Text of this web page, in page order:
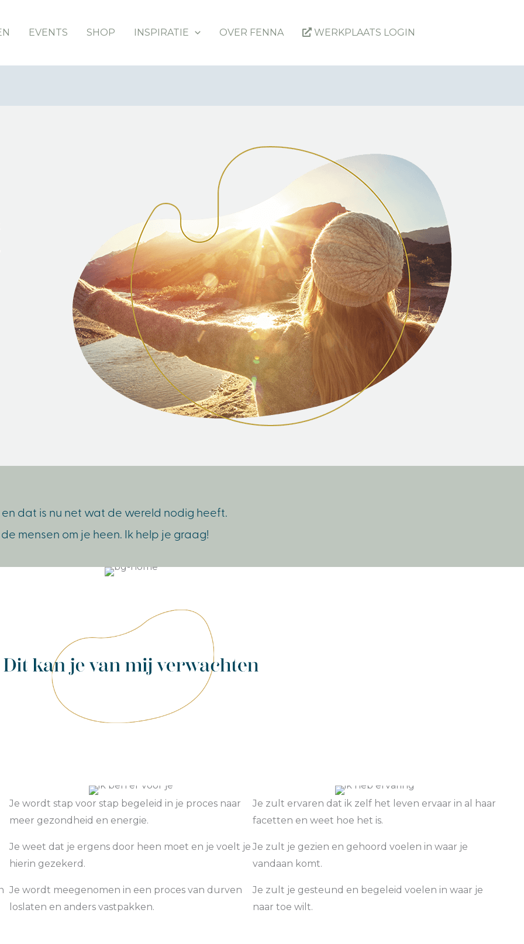
EVENTS SHOP INSPIRATIE OVER FENNA WERKPLAATS LOGIN
dat is nu net wat de wereld nodig heeft.
mensen om je heen. Ik help je graag!
Je wordt stap voor stap begeleid in je proces naar
meer gezondheid en energie.
Je weet dat je ergens door heen moet en je voelt je
hierin gezekerd.
Je wordt meegenomen in een proces van durven
loslaten en anders vastpakken.
Je zult ervaren dat ik zelf het leven ervaar in al haar
facetten en weet hoe het is.
Je zult je gezien en gehoord voelen in waar je
vandaan komt.
Je zult je gesteund en begeleid voelen in waar je
naar toe wilt.